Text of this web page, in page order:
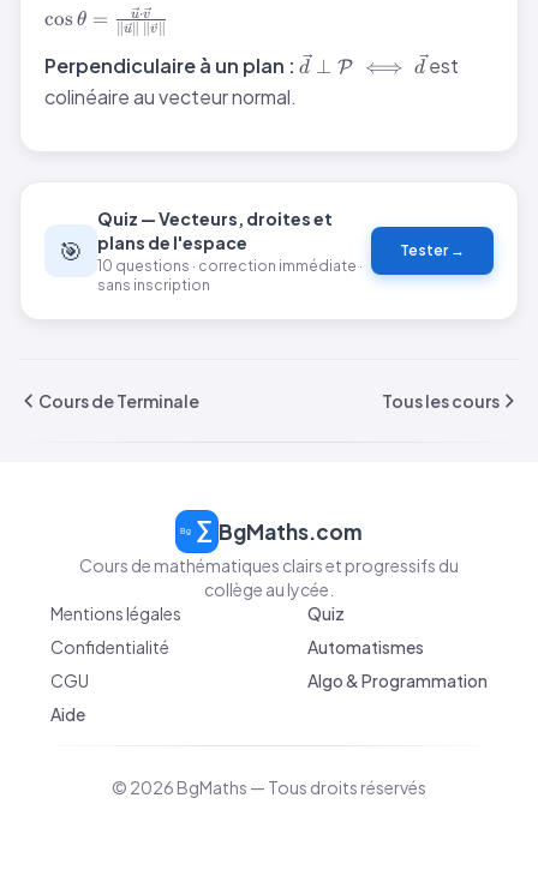
\vec{v}
yy' +
zz'
\cos\theta =
\frac{\vec{u} \cdot
\vec{v}}
{\|\vec{u}\|\,\|\vec{v}\|}
cos θ = ∥u v
u⋅v
Perpendiculaire à un plan : \vec{d}
d ⊥ P ⟺ dest
colinéaire au vecteur normal.
🎯
Quiz — Vecteurs, droites et
plans de l'espace
10 questions · correction immédiate ·
sans inscription
Tester →
Cours de Terminale Tous les cours
BgMaths.com
Cours de mathématiques clairs et progressifs du
collège au lycée.
Mentions légales
Quiz
Confidentialité
Automatismes
CGU
Algo & Programmation
Aide
© 2026 BgMaths — Tous droits réservés